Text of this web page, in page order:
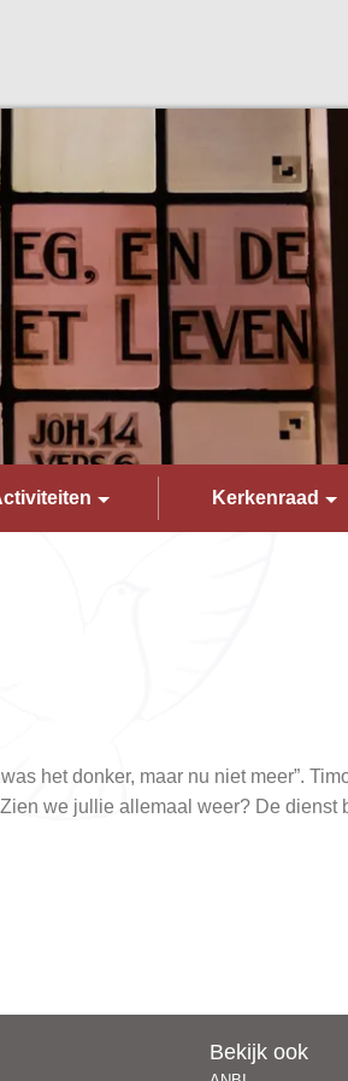
Kerkenraad
het donker, maar nu niet meer”.
we jullie allemaal weer? De dienst
Bekijk ook